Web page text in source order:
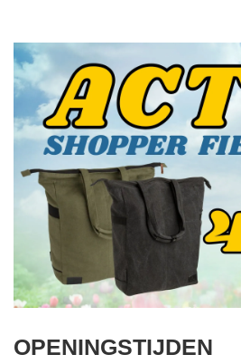
OPENINGSTIJDEN